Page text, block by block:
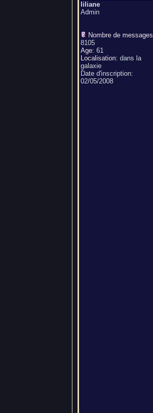
liliane
Admin
Nombre de messages
8105
Age: 61
Localisation: dans la
galaxie
Date d'inscription:
02/05/2008